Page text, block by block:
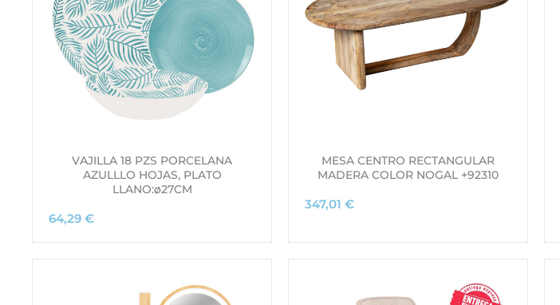
VAJILLA 18 PZS PORCELANA
AZULLLO HOJAS, PLATO
LLANO:ø27CM
64,29 €
MESA CENTRO RECTANGULAR
MADERA COLOR NOGAL +92310
347,01 €